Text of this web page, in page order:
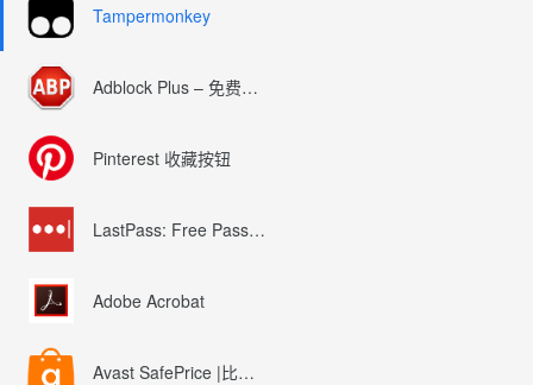
Tampermonkey
Adblock Plus – 免费的广告拦截器
Pinterest 收藏按钮
LastPass: Free Password Manager
Adobe Acrobat
Avast SafePrice |比较、交易、优惠券